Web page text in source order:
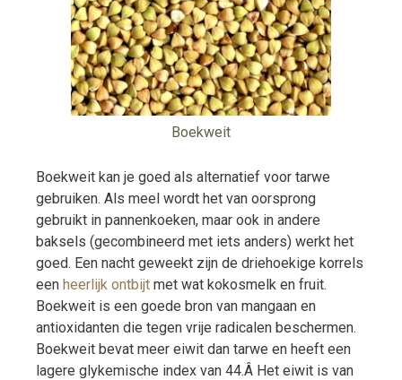
Boekweit
Boekweit kan je goed als alternatief voor tarwe
gebruiken. Als meel wordt het van oorsprong
gebruikt in pannenkoeken, maar ook in andere
baksels (gecombineerd met iets anders) werkt het
goed. Een nacht geweekt zijn de driehoekige korrels
een heerlijk ontbijt met wat kokosmelk en fruit.
Boekweit is een goede bron van mangaan en
antioxidanten die tegen vrije radicalen beschermen.
Boekweit bevat meer eiwit dan tarwe en heeft een
lagere glykemische index van 44.Â Het eiwit is van